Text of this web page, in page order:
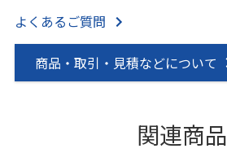
よくあるご質問
商品・取引・見積などについて
関連商品